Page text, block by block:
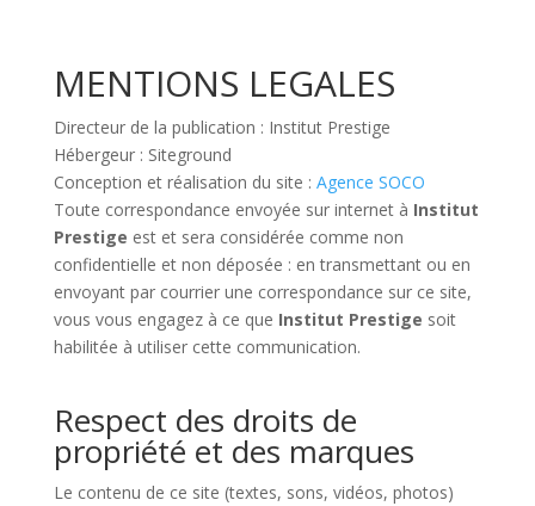
MENTIONS LEGALES
Directeur de la publication : Institut Prestige
Hébergeur : Siteground
Conception et réalisation du site : Agence SOCO
Toute correspondance envoyée sur internet à Institut
Prestige est et sera considérée comme non
confidentielle et non déposée : en transmettant ou en
envoyant par courrier une correspondance sur ce site,
vous vous engagez à ce que Institut Prestige soit
habilitée à utiliser cette communication.
Respect des droits de
propriété et des marques
Le contenu de ce site (textes, sons, vidéos, photos)